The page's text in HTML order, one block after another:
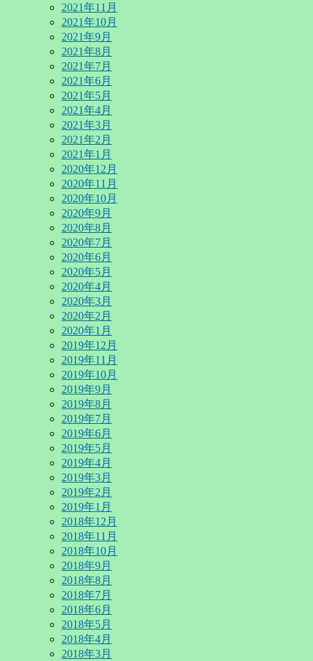
2021年11月
2021年10月
2021年9月
2021年8月
2021年7月
2021年6月
2021年5月
2021年4月
2021年3月
2021年2月
2021年1月
2020年12月
2020年11月
2020年10月
2020年9月
2020年8月
2020年7月
2020年6月
2020年5月
2020年4月
2020年3月
2020年2月
2020年1月
2019年12月
2019年11月
2019年10月
2019年9月
2019年8月
2019年7月
2019年6月
2019年5月
2019年4月
2019年3月
2019年2月
2019年1月
2018年12月
2018年11月
2018年10月
2018年9月
2018年8月
2018年7月
2018年6月
2018年5月
2018年4月
2018年3月